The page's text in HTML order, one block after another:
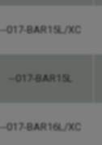
--017-BAR15L/XC
--017-BAR15L
--017-BAR16L/XC